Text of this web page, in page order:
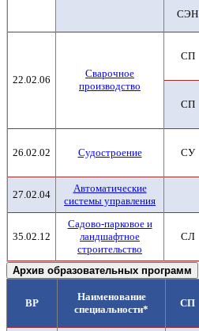
СЭН
22.02.06
Сварочное
производство
СП
СП
26.02.02 Судостроение СУ
27.02.04
Автоматические
системы управления
35.02.12
Садово-парковое и
ландшафтное
строительство
СЛ
Архив образовательных программ
ВР
Наименование
специальности*
СП